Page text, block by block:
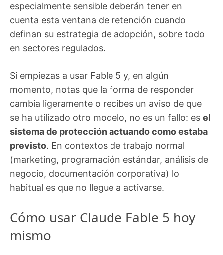
especialmente sensible deberán tener en
cuenta esta ventana de retención cuando
definan su estrategia de adopción, sobre todo
en sectores regulados.
Si empiezas a usar Fable 5 y, en algún
momento, notas que la forma de responder
cambia ligeramente o recibes un aviso de que
se ha utilizado otro modelo, no es un fallo: es el
sistema de protección actuando como estaba
previsto. En contextos de trabajo normal
(marketing, programación estándar, análisis de
negocio, documentación corporativa) lo
habitual es que no llegue a activarse.
Cómo usar Claude Fable 5 hoy
mismo